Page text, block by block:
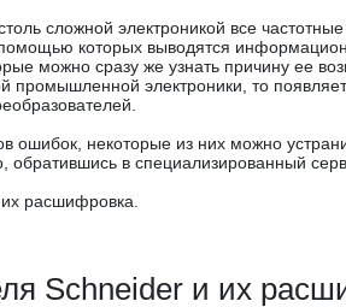
сложной электроникой все
которых выводятся
можно сразу же узнать причину ее
промышленной электроники, то
ошибок, некоторые из них можно
обратившись в специализированный
расшифровка.
Schneider и их